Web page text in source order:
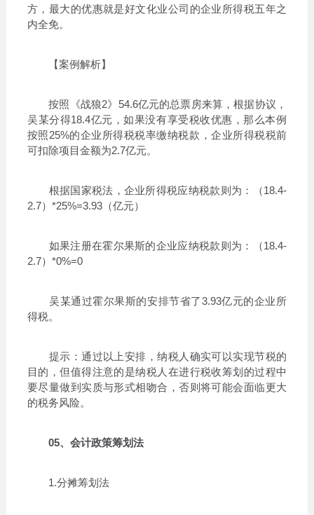
方，最大的优惠就是好文化业公司的企业所得税五年之
内全免。
【案例解析】
按照《战狼2》54.6亿元的总票房来算，根据协议，
吴某分得18.4亿元，如果没有享受税收优惠，那么本例
按照25%的企业所得税税率缴纳税款，企业所得税税前
可扣除项目金额为2.7亿元。
根据国家税法，企业所得税应纳税款则为：（18.4-
2.7）*25%=3.93（亿元）
如果注册在霍尔果斯的企业应纳税款则为：（18.4-
2.7）*0%=0
吴某通过霍尔果斯的安排节省了3.93亿元的企业所
得税。
提示：通过以上安排，纳税人确实可以实现节税的
目的，但值得注意的是纳税人在进行税收筹划的过程中
要尽量做到实质与形式相吻合，否则将可能会面临更大
的税务风险。
05、会计政策筹划法
1.分摊筹划法